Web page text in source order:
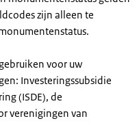
zijn alleen te
voor uw
Investeringssubsidie
(ISDE), de
verenigingen van